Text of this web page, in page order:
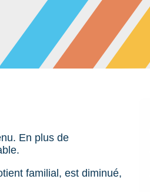
En plus de
familial, est diminué,